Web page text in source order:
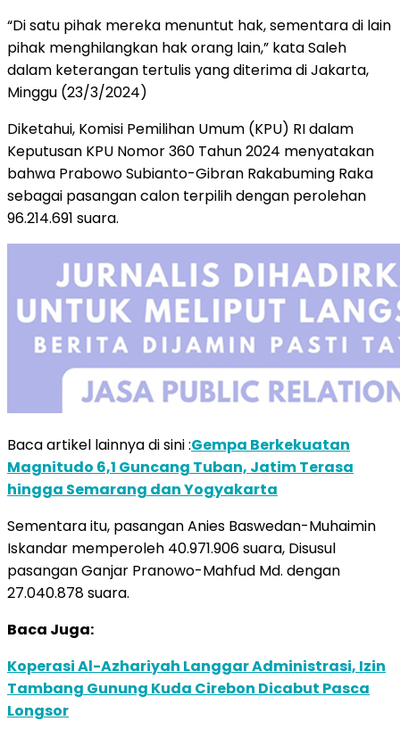
“Di satu pihak mereka menuntut hak, sementara di lain
pihak menghilangkan hak orang lain,” kata Saleh
dalam keterangan tertulis yang diterima di Jakarta,
Minggu (23/3/2024)
Diketahui, Komisi Pemilihan Umum (KPU) RI dalam
Keputusan KPU Nomor 360 Tahun 2024 menyatakan
bahwa Prabowo Subianto-Gibran Rakabuming Raka
sebagai pasangan calon terpilih dengan perolehan
96.214.691 suara.
Baca artikel lainnya di sini :Gempa Berkekuatan
Magnitudo 6,1 Guncang Tuban, Jatim Terasa
hingga Semarang dan Yogyakarta
Sementara itu, pasangan Anies Baswedan-Muhaimin
Iskandar memperoleh 40.971.906 suara, Disusul
pasangan Ganjar Pranowo-Mahfud Md. dengan
27.040.878 suara.
Baca Juga:
Koperasi Al-Azhariyah Langgar Administrasi, Izin
Tambang Gunung Kuda Cirebon Dicabut Pasca
Longsor